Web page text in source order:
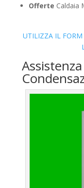
Offerte Caldaia
UTILIZZA IL FORM